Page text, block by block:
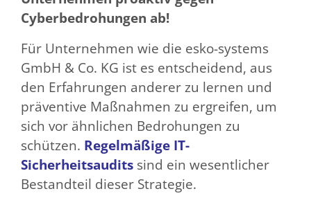
Cyberbedrohungen ab!
Für Unternehmen wie die esko-systems
GmbH & Co. KG ist es entscheidend, aus
den Erfahrungen anderer zu lernen und
präventive Maßnahmen zu ergreifen, um
sich vor ähnlichen Bedrohungen zu
schützen. Regelmäßige IT-
Sicherheitsaudits sind ein wesentlicher
Bestandteil dieser Strategie.